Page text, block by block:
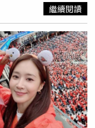
與輕盈腳感，無論旅
則加入閃燈效果與繽紛
替親子穿搭增添更多樂
與醫療環境。首位護理
與幸福職場革新重任
，陳佳慧無論在行政、
僅是台大首位榮獲國科
國際長，擁有深厚的國
院長余忠仁讚許她在護
度，成果斐然。陳佳慧
理工作環境與條件的改
少與孕產婦關懷，致力
權威陳晉興與智慧醫療
繼續閱讀